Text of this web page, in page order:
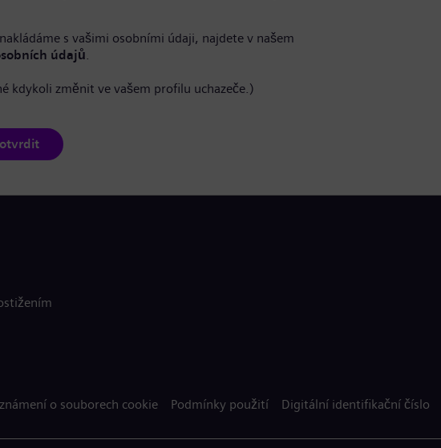
s vašimi osobními údaji, najdete v našem
údajů.
kdykoli změnit ve vašem profilu uchazeče.)
o souborech cookie Podmínky použití Digitální identifikační číslo